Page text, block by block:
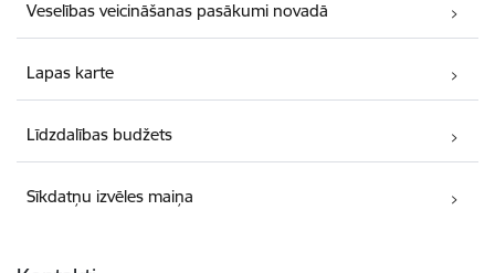
Veselības veicināšanas pasākumi novadā
Lapas karte
Līdzdalības budžets
Sīkdatņu izvēles maiņa